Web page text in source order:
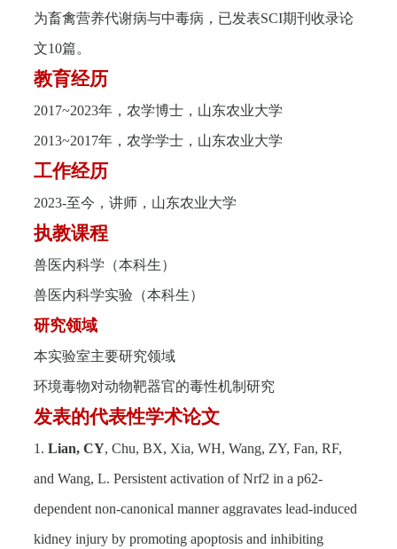
为畜禽营养代谢病与中毒病，已发表SCI期刊收录论
文10篇。
教育经历
2017~2023年，农学博士，山东农业大学
2013~2017年，农学学士，山东农业大学
工作经历
2023-至今，讲师，山东农业大学
执教课程
兽医内科学（本科生）
兽医内科学实验（本科生）
研究领域
本实验室主要研究领域
环境毒物对动物靶器官的毒性机制研究
发表的代表性学术论文
1. Lian, CY, Chu, BX, Xia, WH, Wang, ZY, Fan, RF,
and Wang, L. Persistent activation of Nrf2 in a p62-
dependent non-canonical manner aggravates lead-induced
kidney injury by promoting apoptosis and inhibiting